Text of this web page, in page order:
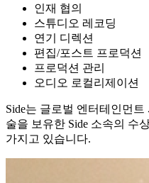
인재 협의
스튜디오 레코딩
연기 디렉션
편집/포스트 프로덕션
프로덕션 관리
오디오 로컬리제이션
Side는 글로벌 엔터테인먼
술을 보유한 Side 소속의 수
가지고 있습니다.